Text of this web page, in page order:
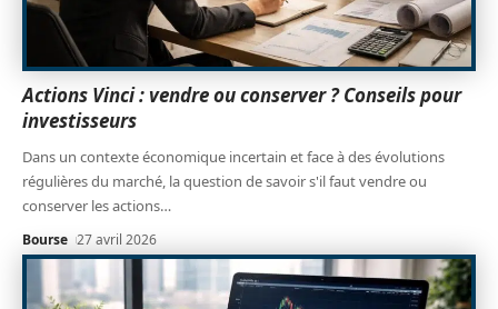
Actions Vinci : vendre ou conserver ? Conseils pour
investisseurs
Dans un contexte économique incertain et face à des évolutions
régulières du marché, la question de savoir s'il faut vendre ou
conserver les actions…
Bourse 27 avril 2026